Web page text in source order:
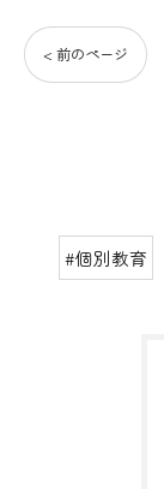
< 前のページ
#個別教育